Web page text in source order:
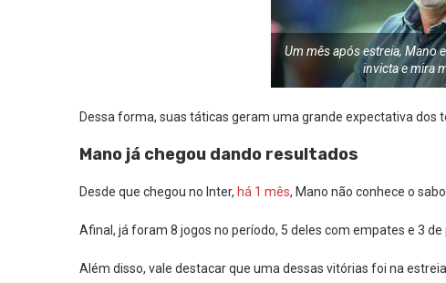
Um mês após estreia, Mano
invicta e mira
Dessa forma, suas táticas geram uma grande expectativa dos
Mano já chegou dando resultados
Desde que chegou no Inter, há 1 mês, Mano não conhece o
Afinal, já foram 8 jogos no período, 5 deles com empates e 3 de
Além disso, vale destacar que uma dessas vitórias foi na